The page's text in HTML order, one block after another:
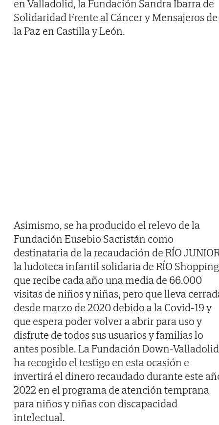
en Valladolid, la Fundación Sandra Ibarra de
Solidaridad Frente al Cáncer y Mensajeros de
la Paz en Castilla y León.
Asimismo, se ha producido el relevo de la
Fundación Eusebio Sacristán como
destinataria de la recaudación de RÍO
la ludoteca infantil solidaria de RÍO Shopping
que recibe cada año una media de 66.000
visitas de niños y niñas, pero que lleva
desde marzo de 2020 debido a la Covid-19 y
que espera poder volver a abrir para uso y
disfrute de todos sus usuarios y familias lo
antes posible. La Fundación Down-Valladolid
ha recogido el testigo en esta ocasión e
invertirá el dinero recaudado durante este
2022 en el programa de atención temprana
para niños y niñas con discapacidad
intelectual.